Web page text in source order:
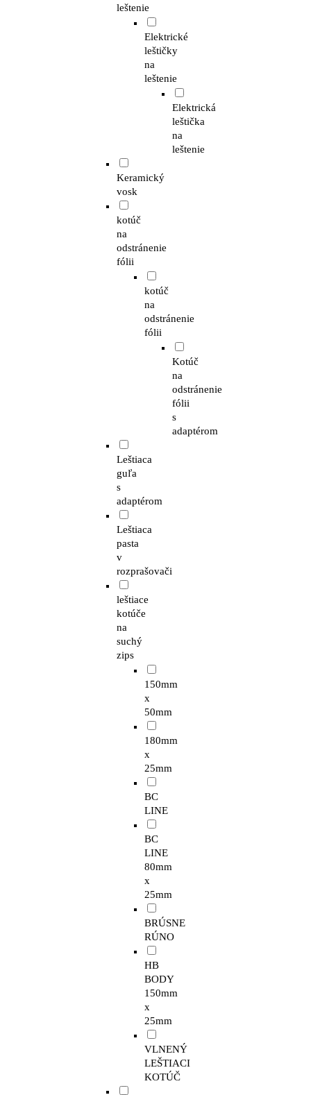
leštenie
Elektrické
leštičky
na
leštenie
Elektrická
leštička
na
leštenie
Keramický
vosk
kotúč
na
odstránenie
fólii
kotúč
na
odstránenie
fólii
Kotúč
na
odstránenie
fólii
s
adaptérom
Leštiaca
guľa
s
adaptérom
Leštiaca
pasta
v
rozprašovači
leštiace
kotúče
na
suchý
zips
150mm
x
50mm
180mm
x
25mm
BC
LINE
BC
LINE
80mm
x
25mm
BRÚSNE
RÚNO
HB
BODY
150mm
x
25mm
VLNENÝ
LEŠTIACI
KOTÚČ